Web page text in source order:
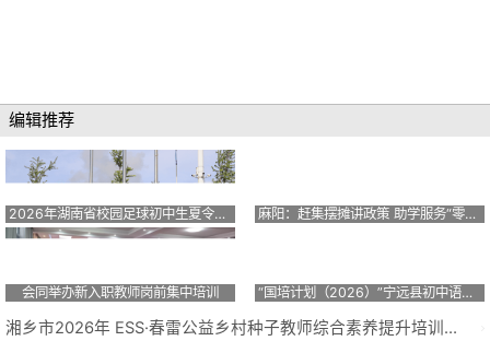
编辑推荐
2026年湖南省校园足球初中生夏令营在临武开营 麻阳：赶集摆摊讲政策 助学服务“零距离”
会同举办新入职教师岗前集中培训 “国培计划（2026）”宁远县初中语文骨干教师开展全天专题研修
湘乡市2026年 ESS·春雷公益乡村种子教师综合素养提升培训成功举办